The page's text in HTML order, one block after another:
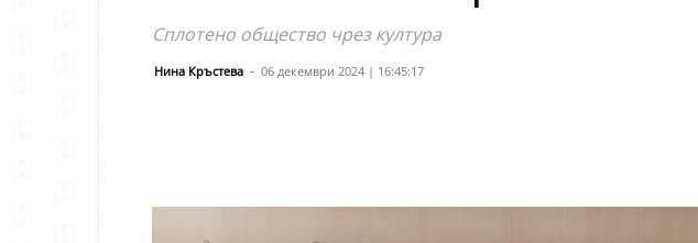
Сплотено общество чрез култура
Нина Кръстева - 06 декември 2024 | 16:45:17